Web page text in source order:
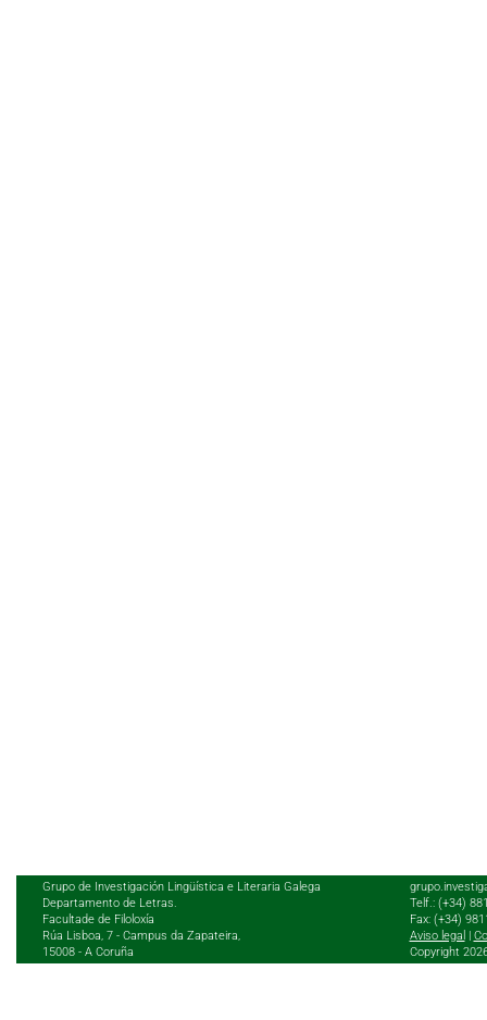
Grupo de Investigación Lingüística e Literaria Galega
Departamento de Letras.
Facultade de Filoloxía
Rúa Lisboa, 7 - Campus da Zapateira,
15008 - A Coruña
Telf.: (+34)
Fax: (+34)
Aviso legal
Copyright